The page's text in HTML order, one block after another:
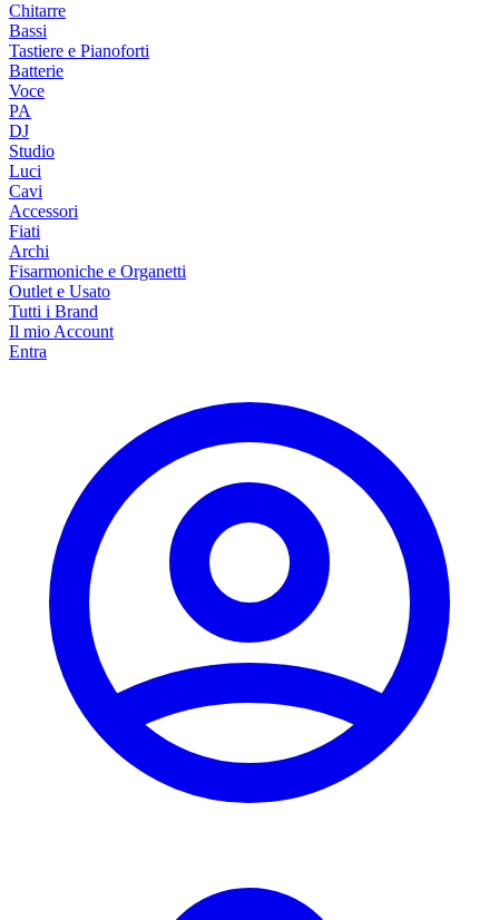
Chitarre
Bassi
Tastiere e Pianoforti
Batterie
Voce
PA
DJ
Studio
Luci
Cavi
Accessori
Fiati
Archi
Fisarmoniche e Organetti
Outlet e Usato
Tutti i Brand
Il mio Account
Entra